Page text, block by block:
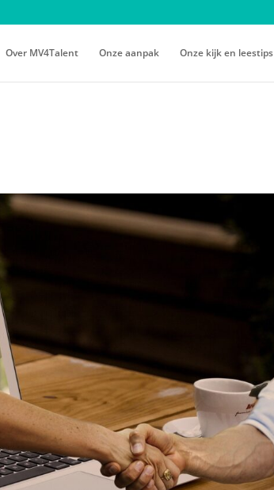
Over MV4Talent Onze aanpak Onze kijk en leestips